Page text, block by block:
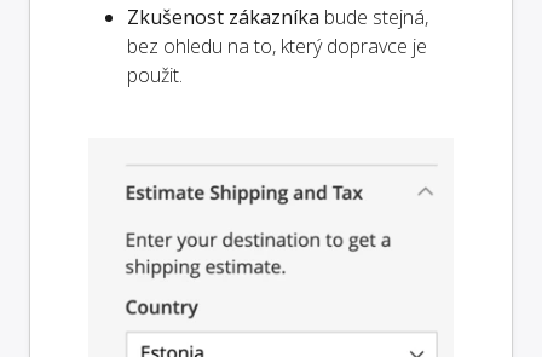
Zkušenost zákazníka bude stejná,
bez ohledu na to, který dopravce je
použit.